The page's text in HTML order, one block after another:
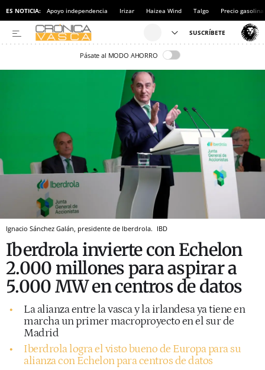
ES NOTICIA: Apoyo independencia Irizar Haizea Wind Talgo Precio gasolina
Pásate al MODO AHORRO
Ignacio Sánchez Galán, presidente de Iberdrola. IBD
Iberdrola invierte con Echelon
2.000 millones para aspirar a
5.000 MW en centros de datos
La alianza entre la vasca y la irlandesa ya tiene en
marcha un primer macroproyecto en el sur de
Madrid
Iberdrola logra el visto bueno de Europa para su
alianza con Echelon para centros de datos